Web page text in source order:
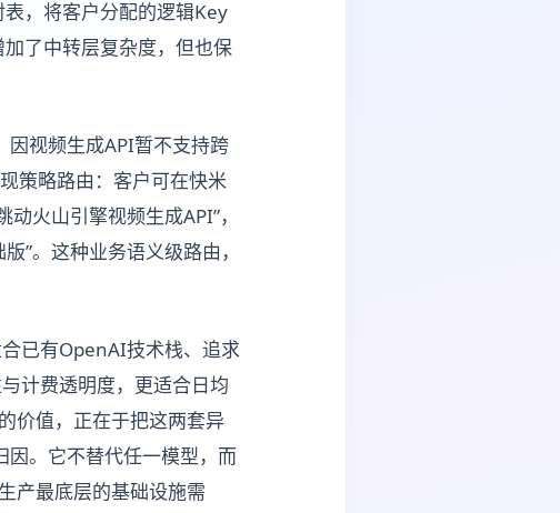
，将客户分配的逻辑Key
了中转层复杂度，但也保
因视频生成API暂不支持跨
策略路由：客户可在快米
火山引擎视频生成API”，
”。这种业务语义级路由，
已有OpenAI技术栈、追求
计费透明度，更适合日均
价值，正在于把这两套异
因。它不替代任一模型，而
产最底层的基础设施需